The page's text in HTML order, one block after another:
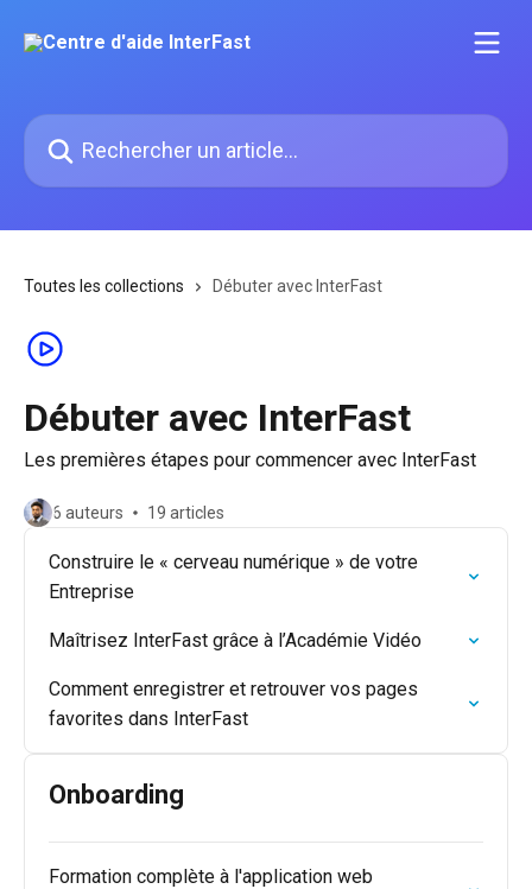
Rechercher un article...
Toutes les collections Débuter avec InterFast
Débuter avec InterFast
Les premières étapes pour commencer avec InterFast
6 auteurs 19 articles
Construire le « cerveau numérique » de votre
Entreprise
Maîtrisez InterFast grâce à l’Académie Vidéo
Comment enregistrer et retrouver vos pages
favorites dans InterFast
Onboarding
Formation complète à l'application web